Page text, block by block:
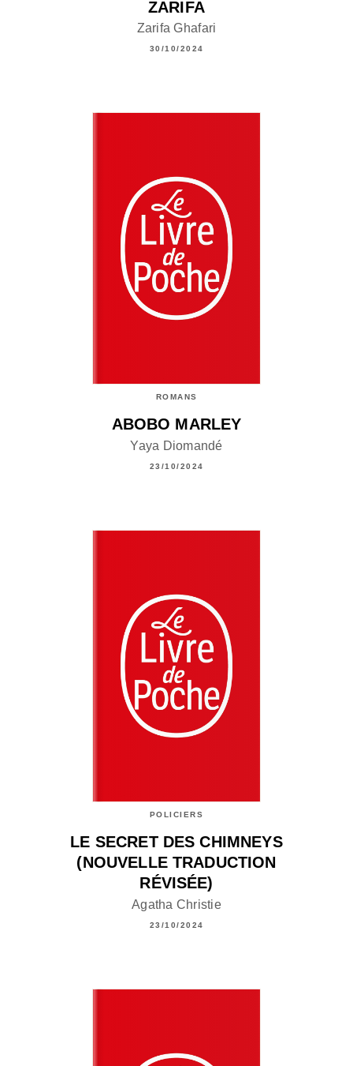
ZARIFA
Zarifa Ghafari
30/10/2024
ROMANS
ABOBO MARLEY
Yaya Diomandé
23/10/2024
POLICIERS
LE SECRET DES CHIMNEYS
(NOUVELLE TRADUCTION
RÉVISÉE)
Agatha Christie
23/10/2024